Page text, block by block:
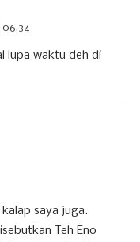
06.34
lupa waktu deh di
saya juga.
Teh Eno